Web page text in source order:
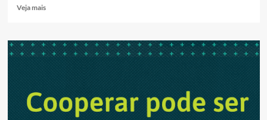
Veja maisRead
Brasil
sofre
no
fim